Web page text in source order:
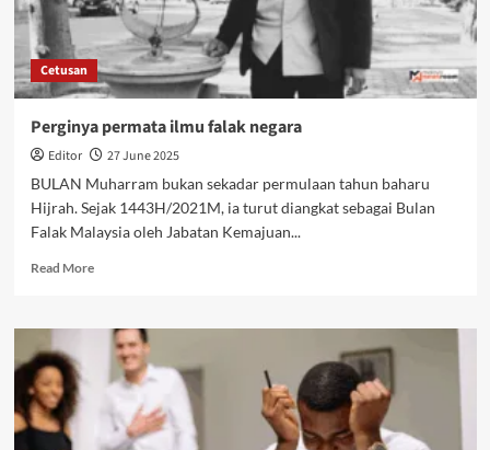
Cetusan
Perginya permata ilmu falak negara
Editor
27 June 2025
BULAN Muharram bukan sekadar permulaan tahun baharu
Hijrah. Sejak 1443H/2021M, ia turut diangkat sebagai Bulan
Falak Malaysia oleh Jabatan Kemajuan...
Read More